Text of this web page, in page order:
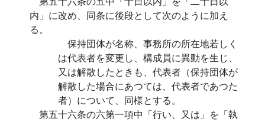
内」に改め、同条に後段として次のように加え
る。
保持団体が名称、事務所の所在地若しく
は代表者を変更し、構成員に異動を生じ、
又は解散したときも、代表者（保持団体が
解散した場合にあつては、代表者であつた
者）について、同様とする。
第五十六条の六第一項中「行い、又は」を「執